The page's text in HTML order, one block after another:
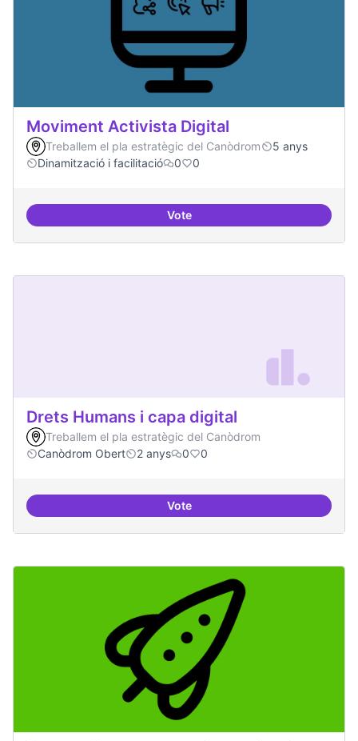
Moviment Activista Digital
Treballem el pla estratègic del Canòdrom
5 anys
Dinamització i facilitació
0 0
VoteMoviment Activista Digital
Drets Humans i capa digital
Treballem el pla estratègic del Canòdrom
Canòdrom Obert
2 anys 0 0
VoteDrets Humans i capa digital